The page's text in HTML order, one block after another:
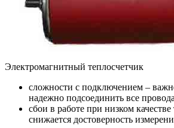
Электромагнитный теплосчетчик
сложности с подключением –
надежно подсоединить все
сбои в работе при низком
снижается достоверность